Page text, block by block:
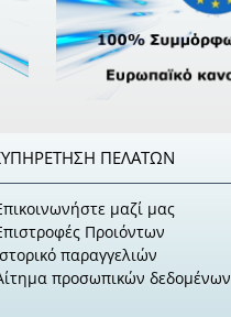
ΠΕΛΑΤΏΝ
μαζί μας
Προιόντων
παραγγελιών
προσωπικών δεδομένων